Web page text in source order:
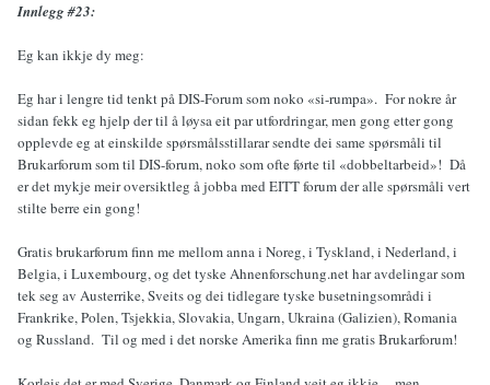
Innlegg #23:
Eg kan ikkje dy meg:
Eg har i lengre tid tenkt på DIS-Forum som noko «si-rumpa». For nokre år
sidan fekk eg hjelp der til å løysa eit par utfordringar, men gong etter gong
opplevde eg at einskilde spørsmålsstillarar sendte dei same spørsmåli til
Brukarforum som til DIS-forum, noko som ofte førte til «dobbeltarbeid»! Då
er det mykje meir oversiktleg å jobba med EITT forum der alle spørsmåli vert
stilte berre ein gong!
Gratis brukarforum finn me mellom anna i Noreg, i Tyskland, i Nederland, i
Belgia, i Luxembourg, og det tyske Ahnenforschung.net har avdelingar som
tek seg av Austerrike, Sveits og dei tidlegare tyske busetningsområdi i
Frankrike, Polen, Tsjekkia, Slovakia, Ungarn, Ukraina (Galizien), Romania
og Russland. Til og med i det norske Amerika finn me gratis Brukarforum!